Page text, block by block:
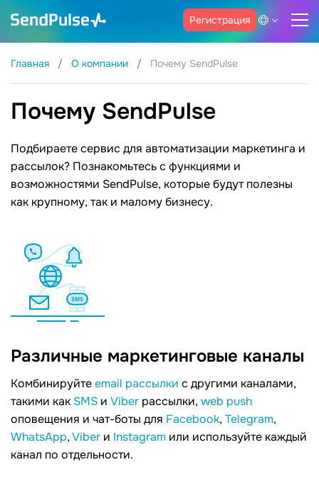
Регистрация
Главная О компании Почему SendPulse
Почему SendPulse
Подбираете сервис для автоматизации маркетинга и
рассылок? Познакомьтесь с функциями и
возможностями SendPulse, которые будут полезны
как крупному, так и малому бизнесу.
Различные маркетинговые каналы
Комбинируйтеemail рассылки с другими каналами,
такими как SMS и Viber рассылки, web push
оповещения и чат-боты для Facebook, Telegram,
WhatsApp,Viber и Instagram или используйте каждый
канал по отдельности.